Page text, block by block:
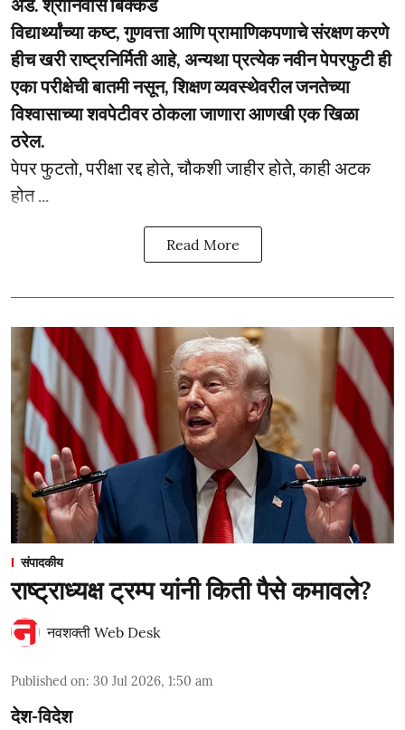
ॲड. श्रीनिवास बिक्कड
विद्यार्थ्यांच्या कष्ट, गुणवत्ता आणि प्रामाणिकपणाचे संरक्षण करणे
हीच खरी राष्ट्रनिर्मिती आहे, अन्यथा प्रत्येक नवीन पेपरफुटी ही
एका परीक्षेची बातमी नसून, शिक्षण व्यवस्थेवरील जनतेच्या
विश्वासाच्या शवपेटीवर ठोकला जाणारा आणखी एक खिळा
ठरेल.
पेपर फुटतो, परीक्षा रद्द होते, चौकशी जाहीर होते, काही अटक
होत ...
Read More
संपादकीय
राष्ट्राध्यक्ष ट्रम्प यांनी किती पैसे कमावले?
नवशक्ती Web Desk
Published on: 30 Jul 2026, 1:50 am
देश-विदेश